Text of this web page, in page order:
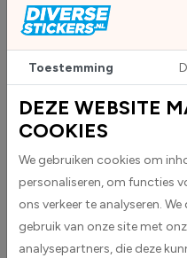
Zakelijk betaling op factuur
Uv-bestendig &
High-tack folie met maximale
Custom sticker maken?
BESCHRIJVING
Toestemming
DEZE WEBSITE
COOKIES
We gebruiken cookies om
personaliseren, om functies
ons verkeer te analyseren.
gebruik van onze site met
analysepartners, die deze